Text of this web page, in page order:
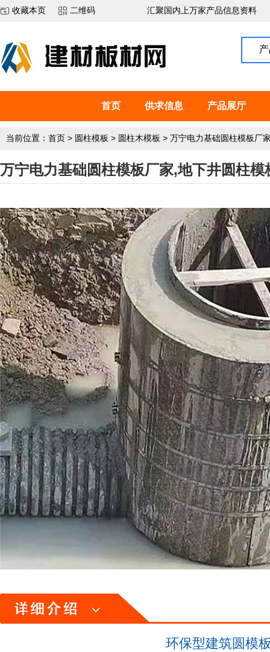
收藏本页 二维码 汇聚国内上万家产品信息资料
首页 供求信息 产品展厅
当前位置： 首页 > 圆柱模板 > 圆柱木模板 > 万宁电力基础圆柱模板厂
万宁电力基础圆柱模板厂家,地下井圆柱模
环保型建筑圆模